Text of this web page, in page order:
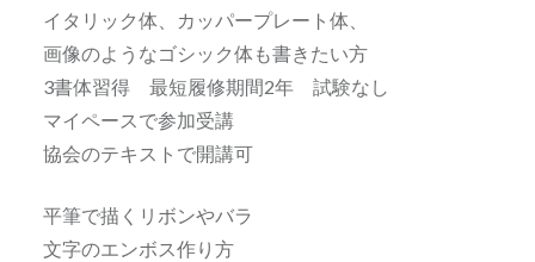
イタリック体、カッパープレート体、
画像のようなゴシック体も書きたい方
3書体習得 最短履修期間2年 試験なし
マイペースで参加受講
協会のテキストで開講可
平筆で描くリボンやバラ
文字のエンボス作り方